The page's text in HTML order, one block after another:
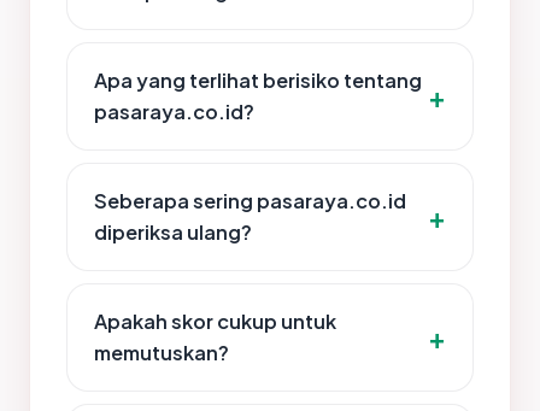
Apa yang terlihat berisiko tentang
pasaraya.co.id?
Seberapa sering pasaraya.co.id
diperiksa ulang?
Apakah skor cukup untuk
memutuskan?